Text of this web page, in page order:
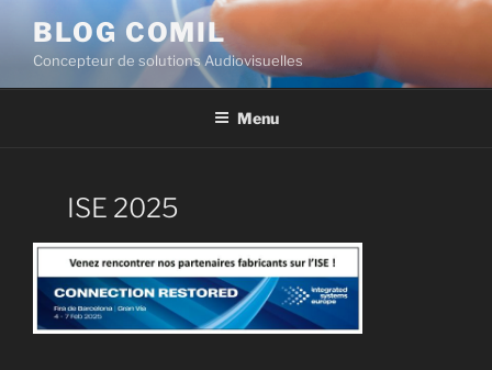
BLOG COMIL
Concepteur de solutions Audiovisuelles
Menu
ISE 2025